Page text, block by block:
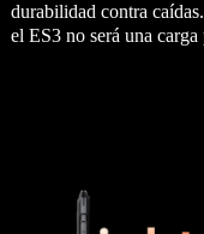
durabilidad contra
el ES3 no será una carga